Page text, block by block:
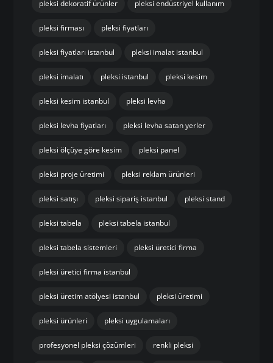
istanbul pleksi üretici kaliteli pleksi üretimi
kurumsal pleksi çözümleri lazer kesim pleksi
lazer pleksi kesim lazer pleksi kesim istanbul
opal pleksi özel ölçü pleksi
özel ölçü pleksi kesim perakende pleksi
pleksi ayna pleksi dekorasyon
pleksi dekoratif ürünler pleksi endüstriyel kullanım
pleksi firması pleksi fiyatları
pleksi fiyatları istanbul pleksi imalat istanbul
pleksi imalatı pleksi istanbul pleksi kesim
pleksi kesim istanbul pleksi levha
pleksi levha fiyatları pleksi levha satan yerler
pleksi ölçüye göre kesim pleksi panel
pleksi proje üretimi pleksi reklam ürünleri
pleksi satışı pleksi sipariş istanbul pleksi stand